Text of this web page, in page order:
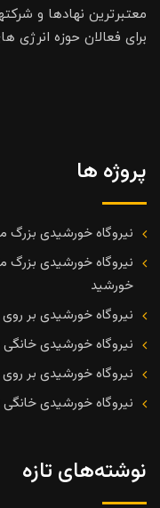
معتبرترین نهادها و
برای فعالان حوزه انرژی
پروژه ها
نیروگاه خورشیدی بزرگ
نیروگاه خورشیدی بزرگ
خورشید
نیروگاه خورشیدی بر
نیروگاه خورشیدی
نیروگاه خورشیدی بر
نیروگاه خورشیدی
نوشته‌های تازه